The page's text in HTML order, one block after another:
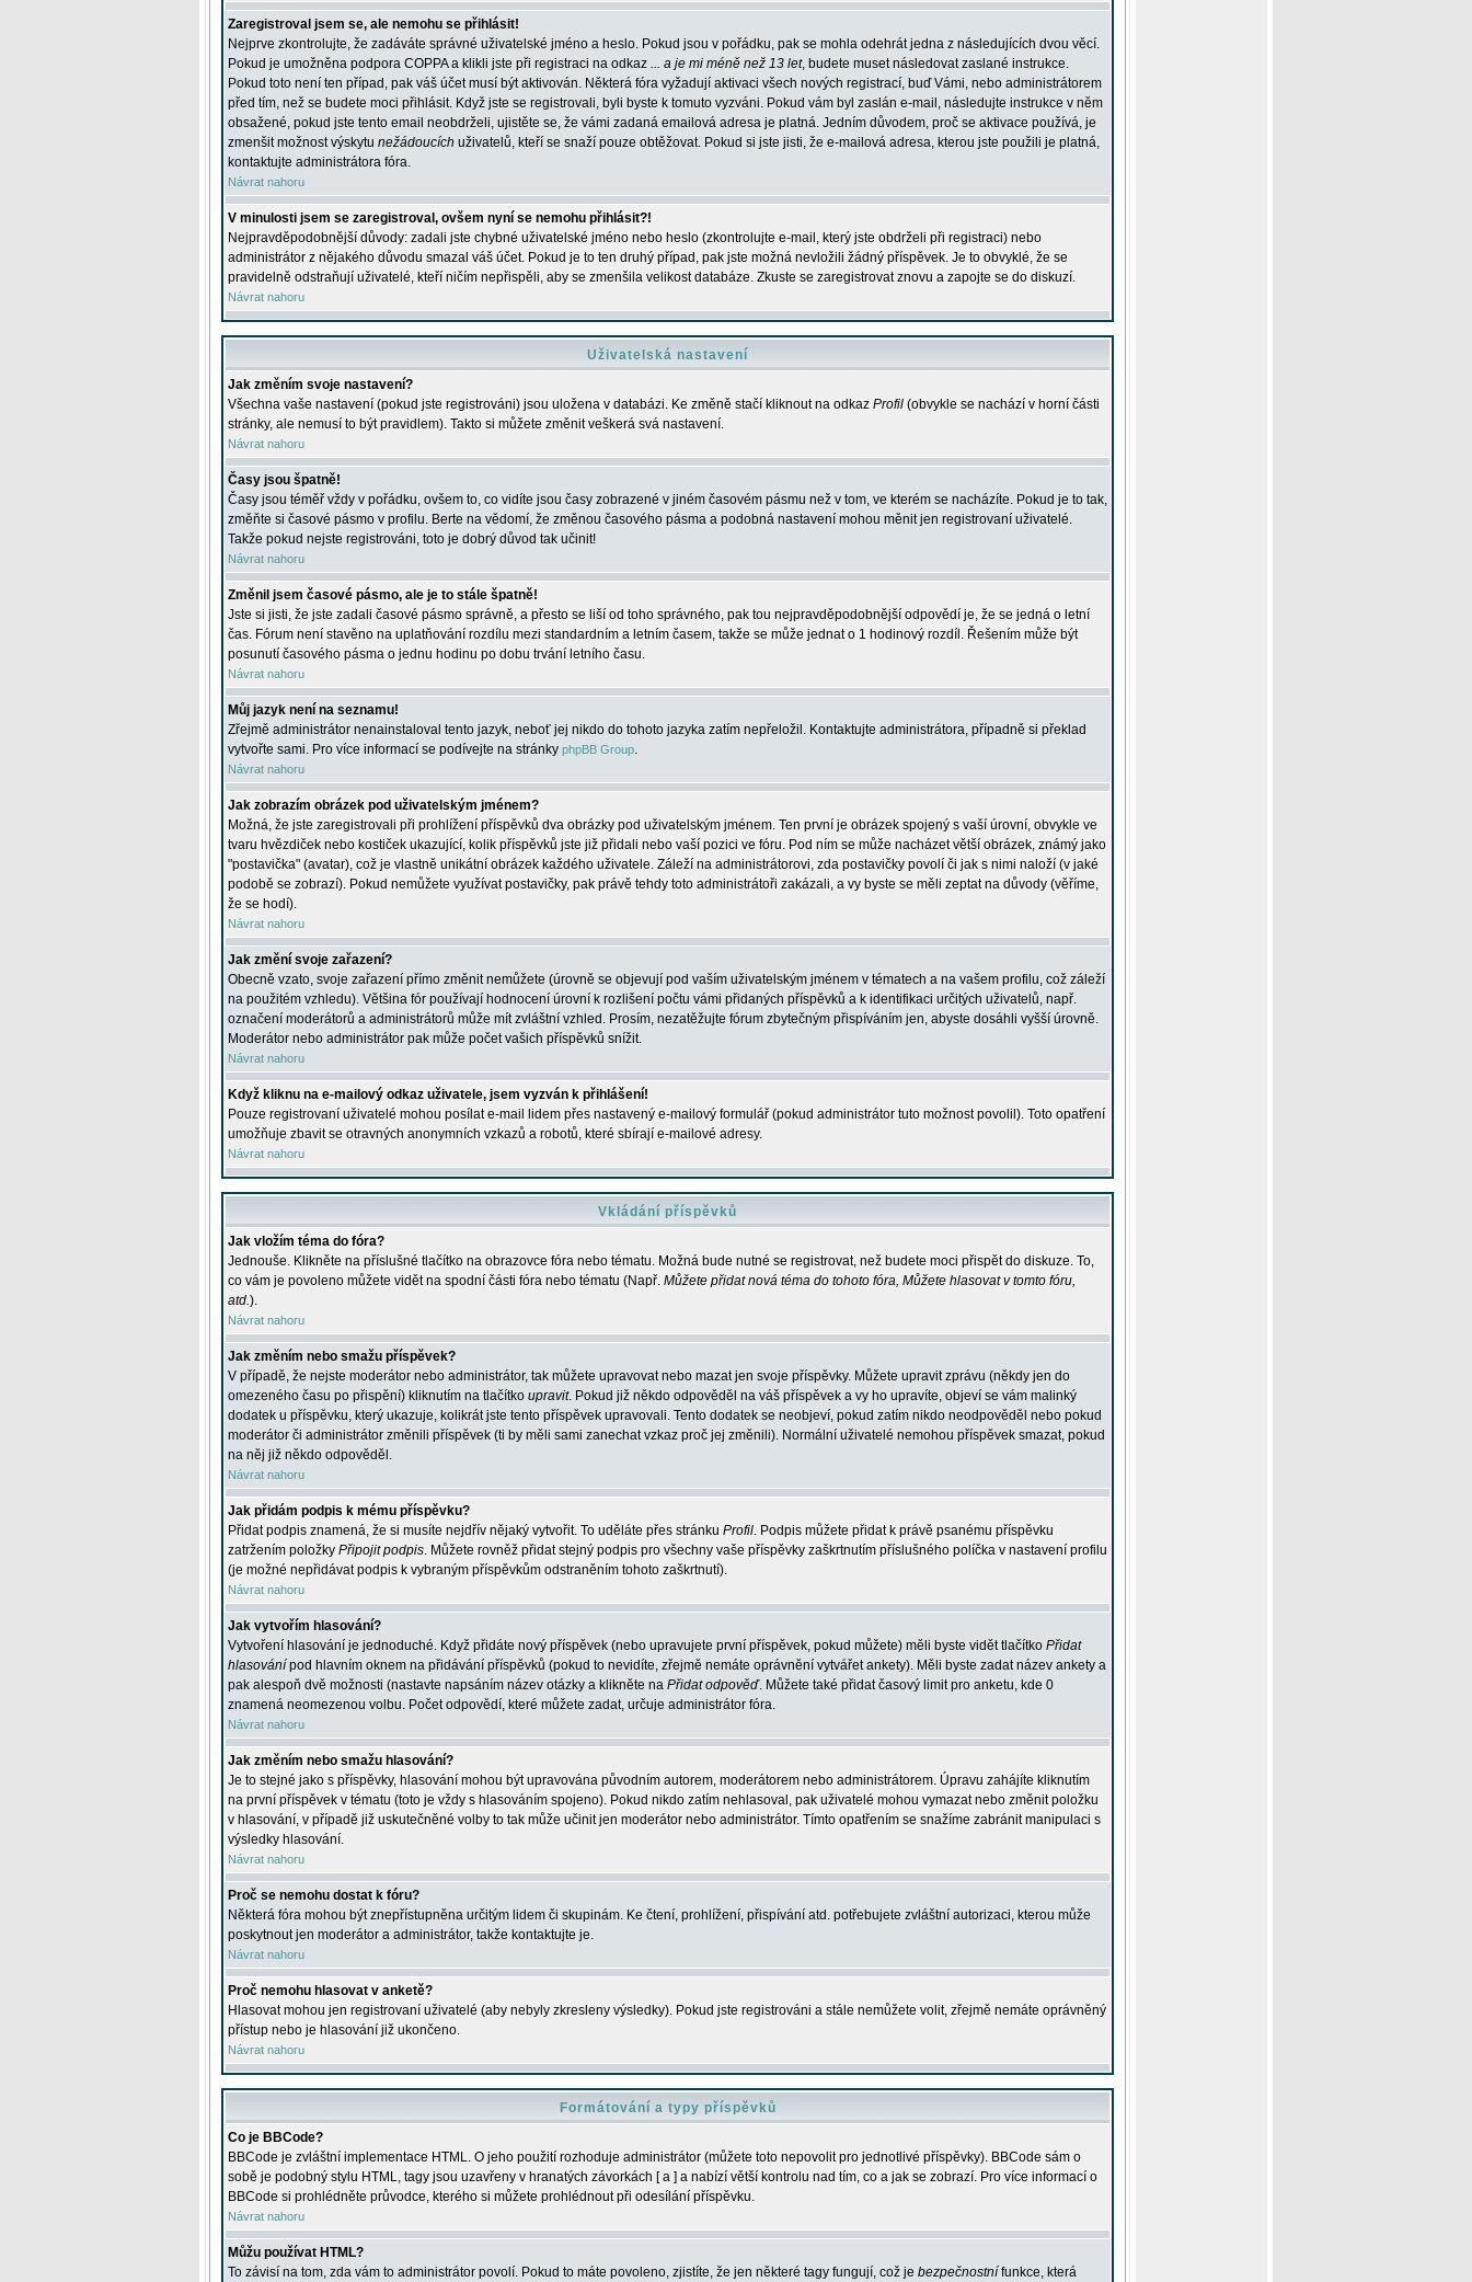
Zaregistroval jsem se, ale nemohu se přihlásit!
Nejprve zkontrolujte, že zadáváte správné uživatelské jméno a heslo. Pokud jsou v pořádku, pak se mohla odehrát jedna z následujících dvou věcí.
Pokud je umožněna podpora COPPA a klikli jste při registraci na odkaz ... a je mi méně než 13 let, budete muset následovat zaslané instrukce.
Pokud toto není ten případ, pak váš účet musí být aktivován. Některá fóra vyžadují aktivaci všech nových registrací, buď Vámi, nebo administrátorem
před tím, než se budete moci přihlásit. Když jste se registrovali, byli byste k tomuto vyzváni. Pokud vám byl zaslán e-mail, následujte instrukce v něm
obsažené, pokud jste tento email neobdrželi, ujistěte se, že vámi zadaná emailová adresa je platná. Jedním důvodem, proč se aktivace používá, je
zmenšit možnost výskytu nežádoucích uživatelů, kteří se snaží pouze obtěžovat. Pokud si jste jisti, že e-mailová adresa, kterou jste použili je platná,
kontaktujte administrátora fóra.
Návrat nahoru
V minulosti jsem se zaregistroval, ovšem nyní se nemohu přihlásit?!
Nejpravděpodobnější důvody: zadali jste chybné uživatelské jméno nebo heslo (zkontrolujte e-mail, který jste obdrželi při registraci) nebo
administrátor z nějakého důvodu smazal váš účet. Pokud je to ten druhý případ, pak jste možná nevložili žádný příspěvek. Je to obvyklé, že se
pravidelně odstraňují uživatelé, kteří ničím nepřispěli, aby se zmenšila velikost databáze. Zkuste se zaregistrovat znovu a zapojte se do diskuzí.
Návrat nahoru
Uživatelská nastavení
Jak změním svoje nastavení?
Všechna vaše nastavení (pokud jste registrováni) jsou uložena v databázi. Ke změně stačí kliknout na odkaz Profil (obvykle se nachází v horní části
stránky, ale nemusí to být pravidlem). Takto si můžete změnit veškerá svá nastavení.
Návrat nahoru
Časy jsou špatně!
Časy jsou téměř vždy v pořádku, ovšem to, co vidíte jsou časy zobrazené v jiném časovém pásmu než v tom, ve kterém se nacházíte. Pokud je to tak,
změňte si časové pásmo v profilu. Berte na vědomí, že změnou časového pásma a podobná nastavení mohou měnit jen registrovaní uživatelé.
Takže pokud nejste registrováni, toto je dobrý důvod tak učinit!
Návrat nahoru
Změnil jsem časové pásmo, ale je to stále špatně!
Jste si jisti, že jste zadali časové pásmo správně, a přesto se liší od toho správného, pak tou nejpravděpodobnější odpovědí je, že se jedná o letní
čas. Fórum není stavěno na uplatňování rozdílu mezi standardním a letním časem, takže se může jednat o 1 hodinový rozdíl. Řešením může být
posunutí časového pásma o jednu hodinu po dobu trvání letního času.
Návrat nahoru
Můj jazyk není na seznamu!
Zřejmě administrátor nenainstaloval tento jazyk, neboť jej nikdo do tohoto jazyka zatím nepřeložil. Kontaktujte administrátora, případně si překlad
vytvořte sami. Pro více informací se podívejte na stránky phpBB Group.
Návrat nahoru
Jak zobrazím obrázek pod uživatelským jménem?
Možná, že jste zaregistrovali při prohlížení příspěvků dva obrázky pod uživatelským jménem. Ten první je obrázek spojený s vaší úrovní, obvykle ve
tvaru hvězdiček nebo kostiček ukazující, kolik příspěvků jste již přidali nebo vaší pozici ve fóru. Pod ním se může nacházet větší obrázek, známý jako
"postavička" (avatar), což je vlastně unikátní obrázek každého uživatele. Záleží na administrátorovi, zda postavičky povolí či jak s nimi naloží (v jaké
podobě se zobrazí). Pokud nemůžete využívat postavičky, pak právě tehdy toto administrátoři zakázali, a vy byste se měli zeptat na důvody (věříme,
že se hodí).
Návrat nahoru
Jak změní svoje zařazení?
Obecně vzato, svoje zařazení přímo změnit nemůžete (úrovně se objevují pod vaším uživatelským jménem v tématech a na vašem profilu, což záleží
na použitém vzhledu). Většina fór používají hodnocení úrovní k rozlišení počtu vámi přidaných příspěvků a k identifikaci určitých uživatelů, např.
označení moderátorů a administrátorů může mít zvláštní vzhled. Prosím, nezatěžujte fórum zbytečným přispíváním jen, abyste dosáhli vyšší úrovně.
Moderátor nebo administrátor pak může počet vašich příspěvků snížit.
Návrat nahoru
Když kliknu na e-mailový odkaz uživatele, jsem vyzván k přihlášení!
Pouze registrovaní uživatelé mohou posílat e-mail lidem přes nastavený e-mailový formulář (pokud administrátor tuto možnost povolil). Toto opatření
umožňuje zbavit se otravných anonymních vzkazů a robotů, které sbírají e-mailové adresy.
Návrat nahoru
Vkládání příspěvků
Jak vložím téma do fóra?
Jednouše. Klikněte na příslušné tlačítko na obrazovce fóra nebo tématu. Možná bude nutné se registrovat, než budete moci přispět do diskuze. To,
co vám je povoleno můžete vidět na spodní části fóra nebo tématu (Např. Můžete přidat nová téma do tohoto fóra, Můžete hlasovat v tomto fóru,
atd.).
Návrat nahoru
Jak změním nebo smažu příspěvek?
V případě, že nejste moderátor nebo administrátor, tak můžete upravovat nebo mazat jen svoje příspěvky. Můžete upravit zprávu (někdy jen do
omezeného času po přispění) kliknutím na tlačítko upravit. Pokud již někdo odpověděl na váš příspěvek a vy ho upravíte, objeví se vám malinký
dodatek u příspěvku, který ukazuje, kolikrát jste tento příspěvek upravovali. Tento dodatek se neobjeví, pokud zatím nikdo neodpověděl nebo pokud
moderátor či administrátor změnili příspěvek (ti by měli sami zanechat vzkaz proč jej změnili). Normální uživatelé nemohou příspěvek smazat, pokud
na něj již někdo odpověděl.
Návrat nahoru
Jak přidám podpis k mému příspěvku?
Přidat podpis znamená, že si musíte nejdřív nějaký vytvořit. To uděláte přes stránku Profil. Podpis můžete přidat k právě psanému příspěvku
zatržením položky Připojit podpis. Můžete rovněž přidat stejný podpis pro všechny vaše příspěvky zaškrtnutím příslušného políčka v nastavení profilu
(je možné nepřidávat podpis k vybraným příspěvkům odstraněním tohoto zaškrtnutí).
Návrat nahoru
Jak vytvořím hlasování?
Vytvoření hlasování je jednoduché. Když přidáte nový příspěvek (nebo upravujete první příspěvek, pokud můžete) měli byste vidět tlačítko Přidat
hlasování pod hlavním oknem na přidávání příspěvků (pokud to nevidíte, zřejmě nemáte oprávnění vytvářet ankety). Měli byste zadat název ankety a
pak alespoň dvě možnosti (nastavte napsáním název otázky a klikněte na Přidat odpověď. Můžete také přidat časový limit pro anketu, kde 0
znamená neomezenou volbu. Počet odpovědí, které můžete zadat, určuje administrátor fóra.
Návrat nahoru
Jak změním nebo smažu hlasování?
Je to stejné jako s příspěvky, hlasování mohou být upravována původním autorem, moderátorem nebo administrátorem. Úpravu zahájíte kliknutím
na první příspěvek v tématu (toto je vždy s hlasováním spojeno). Pokud nikdo zatím nehlasoval, pak uživatelé mohou vymazat nebo změnit položku
v hlasování, v případě již uskutečněné volby to tak může učinit jen moderátor nebo administrátor. Tímto opatřením se snažíme zabránit manipulaci s
výsledky hlasování.
Návrat nahoru
Proč se nemohu dostat k fóru?
Některá fóra mohou být znepřístupněna určitým lidem či skupinám. Ke čtení, prohlížení, přispívání atd. potřebujete zvláštní autorizaci, kterou může
poskytnout jen moderátor a administrátor, takže kontaktujte je.
Návrat nahoru
Proč nemohu hlasovat v anketě?
Hlasovat mohou jen registrovaní uživatelé (aby nebyly zkresleny výsledky). Pokud jste registrováni a stále nemůžete volit, zřejmě nemáte oprávněný
přístup nebo je hlasování již ukončeno.
Návrat nahoru
Formátování a typy příspěvků
Co je BBCode?
BBCode je zvláštní implementace HTML. O jeho použití rozhoduje administrátor (můžete toto nepovolit pro jednotlivé příspěvky). BBCode sám o
sobě je podobný stylu HTML, tagy jsou uzavřeny v hranatých závorkách [ a ] a nabízí větší kontrolu nad tím, co a jak se zobrazí. Pro více informací o
BBCode si prohlédněte průvodce, kterého si můžete prohlédnout při odesílání příspěvku.
Návrat nahoru
Můžu používat HTML?
To závisí na tom, zda vám to administrátor povolí. Pokud to máte povoleno, zjistíte, že jen některé tagy fungují, což je bezpečnostní funkce, která